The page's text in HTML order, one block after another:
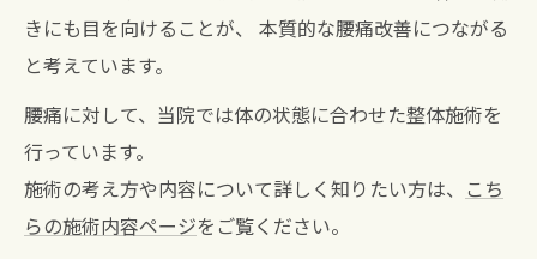
きにも目を向けることが、 本質的な腰痛改善につながる
と考えています。
腰痛に対して、当院では体の状態に合わせた整体施術を
行っています。
施術の考え方や内容について詳しく知りたい方は、 こち
らの施術内容ページをご覧ください。